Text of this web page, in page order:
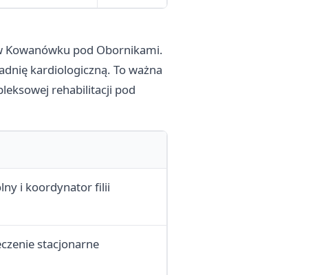
Kowanówku pod Obornikami.
kardiologiczną. To ważna
rehabilitacji pod
i koordynator filii
stacjonarne